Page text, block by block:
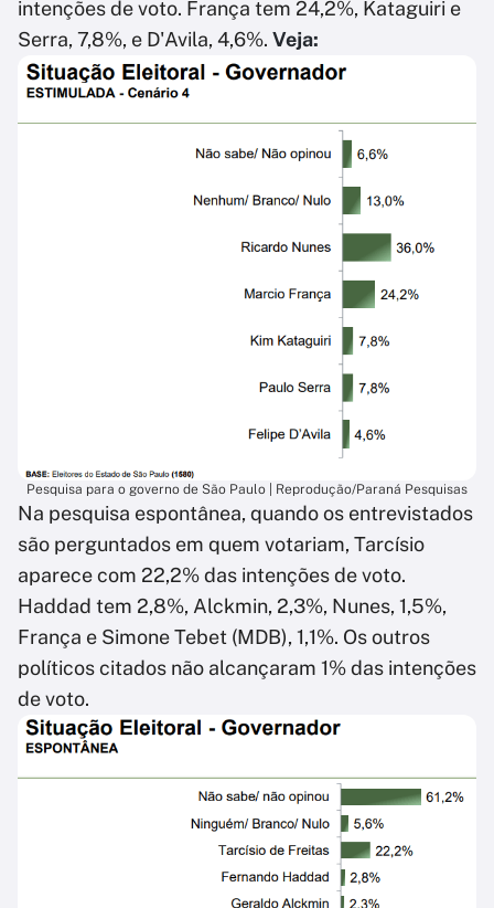
intenções de voto. França tem 24,2%, Kataguiri e
Serra, 7,8%, e D'Avila, 4,6%. Veja:
Pesquisa para o governo de São Paulo | Reprodução/Paraná Pesquisas
Na pesquisa espontânea, quando os entrevistados
são perguntados em quem votariam, Tarcísio
aparece com 22,2% das intenções de voto.
Haddad tem 2,8%, Alckmin, 2,3%, Nunes, 1,5%,
França e Simone Tebet (MDB), 1,1%. Os outros
políticos citados não alcançaram 1% das intenções
de voto.